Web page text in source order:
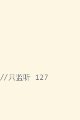
//只监听 127.0.0.1，